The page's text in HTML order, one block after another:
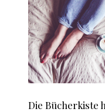
Die Bücherkiste